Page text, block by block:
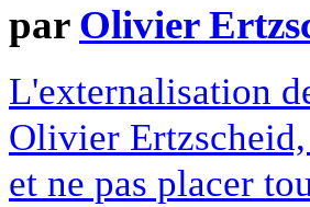
par Olivier
L'externalisation
Olivier
et ne pas placer